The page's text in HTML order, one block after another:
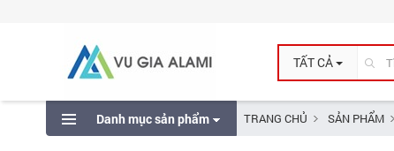
TẤT CẢ
Danh mục sản phẩm TRANG CHỦ SẢN PHẨM